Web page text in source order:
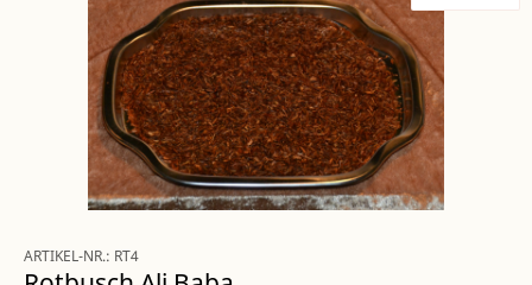
ARTIKEL-NR.: RT4